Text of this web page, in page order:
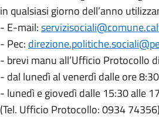
in qualsiasi giorno dell’anno
- E-mail:
- Pec:
- brevi manu all’Ufficio Protocollo
- dal lunedì al venerdì dalle ore
- lunedì e giovedì dalle 15:30 alle
(Tel. Ufficio Protocollo: 0934 74356)